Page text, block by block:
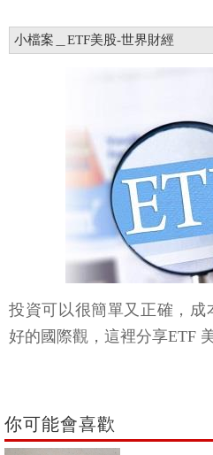
小檔案＿ETF美股-世界財經
投資可以很簡單又正確，成
好的國際觀，這裡分享ETF
你可能會喜歡